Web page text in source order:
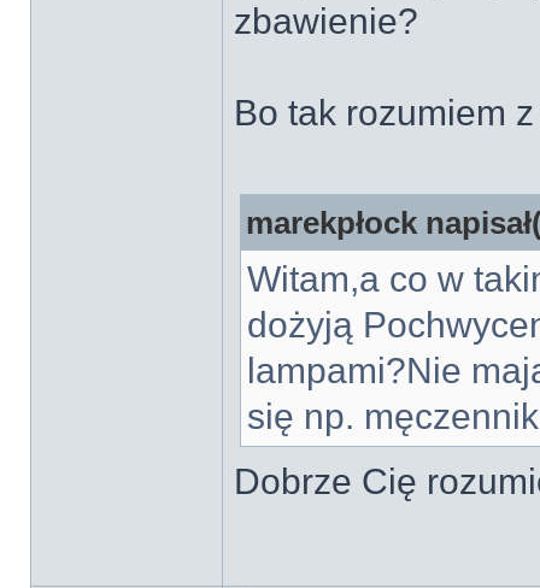
zbawienie?
Bo tak rozumiem
marekpłock
Witam,a co w
dożyją
lampami?Nie
się np.
Dobrze Cię